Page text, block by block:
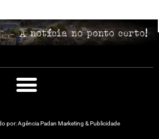
por: Agência Padan Marketing & Publicidade